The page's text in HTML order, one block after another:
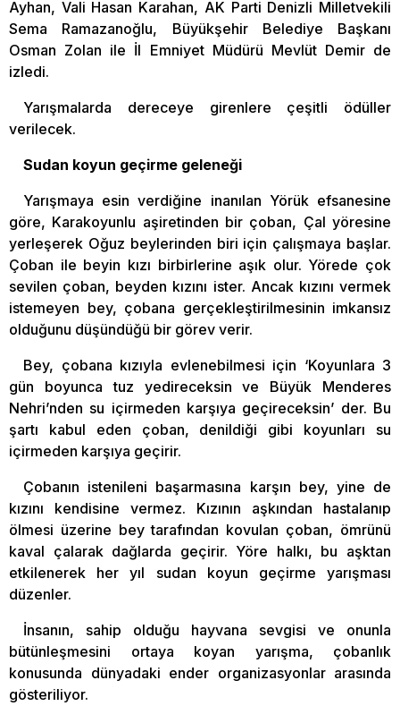
Ayhan, Vali Hasan Karahan, AK Parti Denizli Milletvekili
Sema Ramazanoğlu, Büyükşehir Belediye Başkanı
Osman Zolan ile İl Emniyet Müdürü Mevlüt Demir de
izledi.
Yarışmalarda dereceye girenlere çeşitli ödüller
verilecek.
Sudan koyun geçirme geleneği
Yarışmaya esin verdiğine inanılan Yörük efsanesine
göre, Karakoyunlu aşiretinden bir çoban, Çal yöresine
yerleşerek Oğuz beylerinden biri için çalışmaya başlar.
Çoban ile beyin kızı birbirlerine aşık olur. Yörede çok
sevilen çoban, beyden kızını ister. Ancak kızını vermek
istemeyen bey, çobana gerçekleştirilmesinin imkansız
olduğunu düşündüğü bir görev verir.
Bey, çobana kızıyla evlenebilmesi için ‘Koyunlara 3
gün boyunca tuz yedireceksin ve Büyük Menderes
Nehri’nden su içirmeden karşıya geçireceksin’ der. Bu
şartı kabul eden çoban, denildiği gibi koyunları su
içirmeden karşıya geçirir.
Çobanın istenileni başarmasına karşın bey, yine de
kızını kendisine vermez. Kızının aşkından hastalanıp
ölmesi üzerine bey tarafından kovulan çoban, ömrünü
kaval çalarak dağlarda geçirir. Yöre halkı, bu aşktan
etkilenerek her yıl sudan koyun geçirme yarışması
düzenler.
İnsanın, sahip olduğu hayvana sevgisi ve onunla
bütünleşmesini ortaya koyan yarışma, çobanlık
konusunda dünyadaki ender organizasyonlar arasında
gösteriliyor.